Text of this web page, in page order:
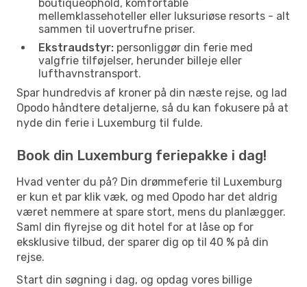
boutiqueophold, komfortable
mellemklassehoteller eller luksuriøse resorts - alt
sammen til uovertrufne priser.
Ekstraudstyr: personliggør din ferie med
valgfrie tilføjelser, herunder billeje eller
lufthavnstransport.
Spar hundredvis af kroner på din næste rejse, og lad
Opodo håndtere detaljerne, så du kan fokusere på at
nyde din ferie i Luxemburg til fulde.
Book din Luxemburg feriepakke i dag!
Hvad venter du på? Din drømmeferie til Luxemburg
er kun et par klik væk, og med Opodo har det aldrig
været nemmere at spare stort, mens du planlægger.
Saml din flyrejse og dit hotel for at låse op for
eksklusive tilbud, der sparer dig op til 40 % på din
rejse.
Start din søgning i dag, og opdag vores billige